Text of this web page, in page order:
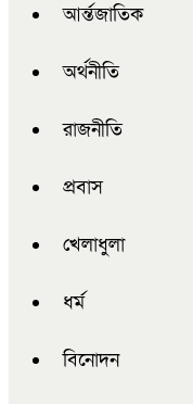
আর্ন্তজাতিক
অর্থনীতি
রাজনীতি
প্রবাস
খেলাধুলা
ধর্ম
বিনোদন